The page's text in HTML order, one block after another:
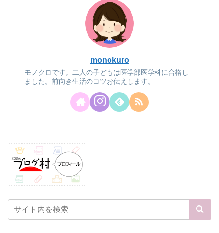
monokuro
モノクロです。二人の子どもは医学部医学科に合格し
ました。前向き生活のコツお伝えします。